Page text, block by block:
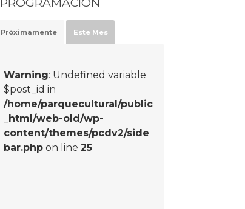
Próximamente Este Mes
Warning: Undefined variable
$post_id in
/home/parquecultural/public
_html/web-old/wp-
content/themes/pcdv2/side
bar.php on line25